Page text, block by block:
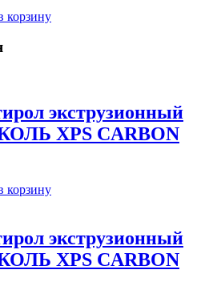
корзину
экструзионный
XPS CARBON
корзину
экструзионный
XPS CARBON